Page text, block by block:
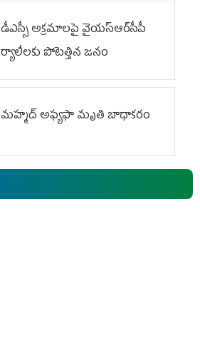
డీఎస్సీ అక్రమాలపై వైయ‌స్ఆర్‌సీపీ
ర్యాలీలకు పోటెత్తిన జనం
మహ్మద్‌ అఫ్యఫా మృతి బాధాకరం